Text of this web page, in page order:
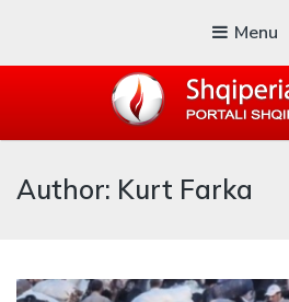
Menu
Blogu i ShqiperiaCom
Author: Kurt Farka